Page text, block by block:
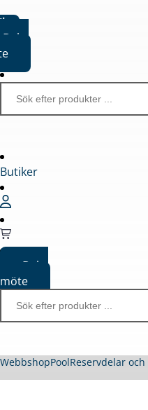
Boka
Butiker
Boka
möte
WebbshopPoolReservdelar